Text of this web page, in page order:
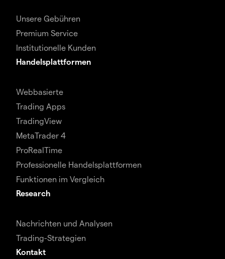
Unsere Gebühren
Premium Service
Institutionelle Kunden
Handelsplattformen
Webbasierte
Trading Apps
TradingView
MetaTrader 4
ProRealTime
Professionelle Handelsplattformen
Funktionen im Vergleich
Research
Nachrichten und Analysen
Trading-Strategien
Kontakt